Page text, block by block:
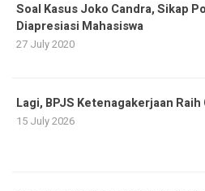
Soal Kasus Joko Candra, Sikap
Diapresiasi Mahasiswa
27 July 2020
Lagi, BPJS Ketenagakerjaan Raih
15 July 2026